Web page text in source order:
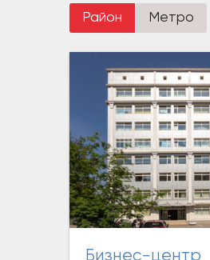
Район Метро
Бизнес-центр